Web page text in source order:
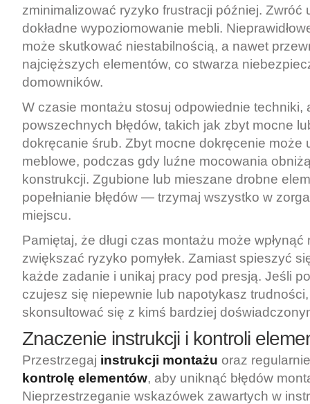
zminimalizować ryzyko frustracji później. Zwróć
dokładne wypoziomowanie mebli.
może skutkować niestabilnością, a nawet
najcięższych elementów, co stwarza
domowników.
W czasie montażu stosuj odpowiednie techniki,
powszechnych błędów, takich jak zbyt mocne
dokręcanie śrub. Zbyt mocne dokręcenie może
meblowe, podczas gdy luźne mocowania
konstrukcji. Zgubione lub mieszane drobne
popełnianie błędów — trzymaj wszystko w
miejscu.
Pamiętaj, że długi czas montażu może
zwiększać ryzyko pomyłek. Zamiast spieszyć
każde zadanie i unikaj pracy pod presją. Jeśli
czujesz się niepewnie lub napotykasz
skonsultować się z kimś bardziej
Znaczenie instrukcji i kontroli
Przestrzegaj instrukcji montażu oraz
kontrolę elementów, aby uniknąć błędów
Nieprzestrzeganie wskazówek zawartych w